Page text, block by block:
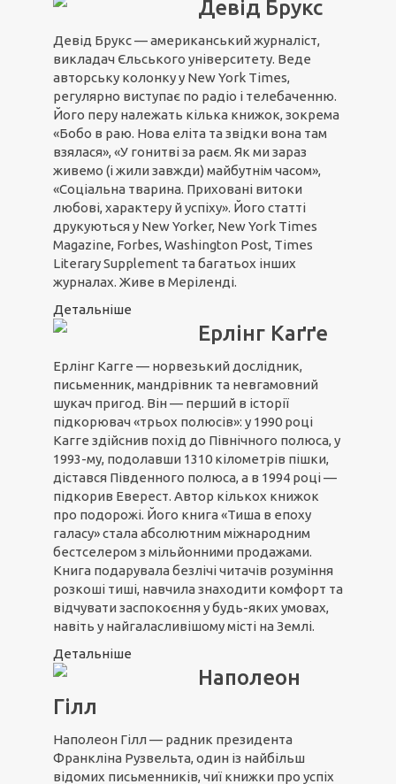
Девід Брукс
Девід Брукс — американський журналіст,
викладач Єльського університету. Веде
авторську колонку у New York Times,
регулярно виступає по радіо і телебаченню.
Його перу належать кілька книжок, зокрема
«Бобо в раю. Нова еліта та звідки вона там
взялася», «У гонитві за раєм. Як ми зараз
живемо (і жили завжди) майбутнім часом»,
«Соціальна тварина. Приховані витоки
любові, характеру й успіху». Його статті
друкуються у New Yorker, New York Times
Magazine, Forbes, Washington Post, Times
Literary Supplement та багатьох інших
журналах. Живе в Меріленді.
Детальніше
Ерлінг Каґґе
Ерлінг Кагге — норвезький дослідник,
письменник, мандрівник та невгамовний
шукач пригод. Він — перший в історії
підкорювач «трьох полюсів»: у 1990 році
Кагге здійснив похід до Північного полюса, у
1993-му, подолавши 1310 кілометрів пішки,
дістався Південного полюса, а в 1994 році —
підкорив Еверест. Автор кількох книжок
про подорожі. Його книга «Тиша в епоху
галасу» стала абсолютним міжнародним
бестселером з мільйонними продажами.
Книга подарувала безлічі читачів розуміння
розкоші тиші, навчила знаходити комфорт та
відчувати заспокоєння у будь-яких умовах,
навіть у найгаласливішому місті на Землі.
Детальніше
Наполеон
Гілл
Наполеон Гілл — радник президента
Франкліна Рузвельта, один із найбільш
відомих письменників, чиї книжки про успіх